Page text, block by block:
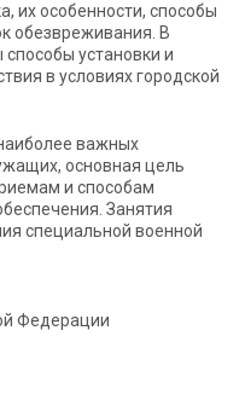
их особенности, способы
обезвреживания. В
установки и
в условиях городской
важных
основная цель
и способам
Занятия
специальной военной
Федерации